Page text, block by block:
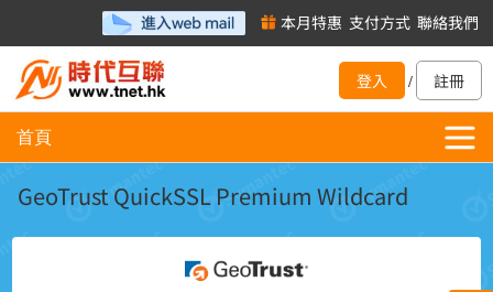
本月特惠 支付方式 聯絡我們
登入 / 註冊
首頁
GeoTrust QuickSSL Premium Wildcard